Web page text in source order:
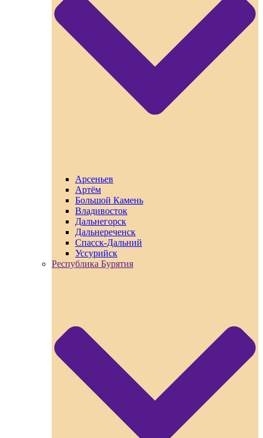
Арсеньев
Артём
Большой Камень
Владивосток
Дальнегорск
Дальнереченск
Спасск-Дальний
Уссурийск
Республика Бурятия